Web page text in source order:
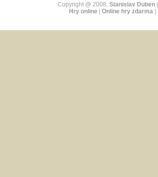
Copyright @ 2008, Stanislav Duben
Hry online
Online hry zdarma